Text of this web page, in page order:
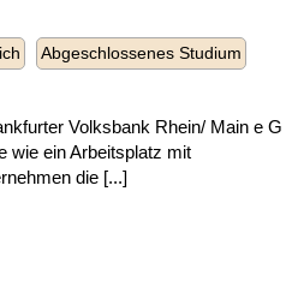
Abgeschlossenes Studium
Volksbank Rhein/ Main e G
wie ein Arbeitsplatz mit
die [...]